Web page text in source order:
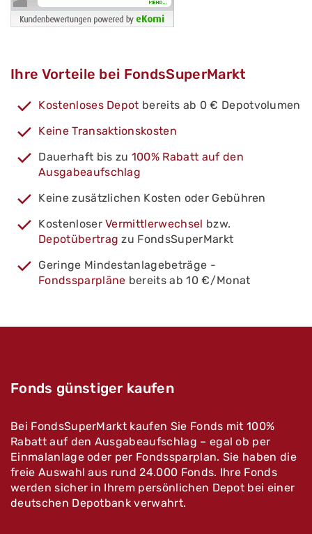
Ihre Vorteile bei FondsSuperMarkt
Kostenloses Depot bereits ab 0 € Depotvolumen
Keine Transaktionskosten
Dauerhaft bis zu 100% Rabatt auf den
Ausgabeaufschlag
Keine zusätzlichen Kosten oder Gebühren
KostenloserVermittlerwechsel bzw.
Depotübertrag zu FondsSuperMarkt
Geringe Mindestanlagebeträge -
Fondssparpläne bereits ab 10 €/Monat
Fonds günstiger kaufen
Bei FondsSuperMarkt kaufen Sie Fonds mit 100%
Rabatt auf den Ausgabeaufschlag – egal ob per
Einmalanlage oder per Fondssparplan. Sie haben die
freie Auswahl aus rund 24.000 Fonds. Ihre Fonds
werden sicher in Ihrem persönlichen Depot bei einer
deutschen Depotbank verwahrt.